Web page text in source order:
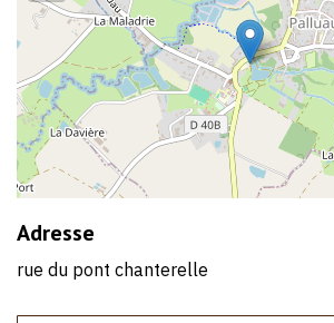
Adresse
rue du pont chanterelle